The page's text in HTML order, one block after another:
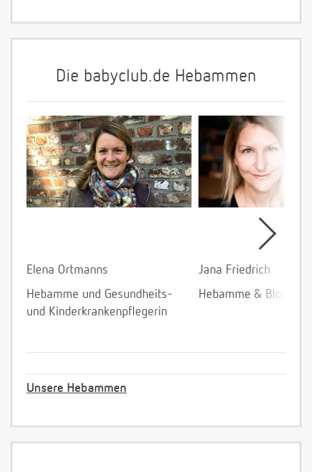
Die babyclub.de Hebammen
Elena Ortmanns
Hebamme und Gesundheits-
und Kinderkrankenpflegerin
Jana Friedrich
Hebamme &
Unsere Hebammen